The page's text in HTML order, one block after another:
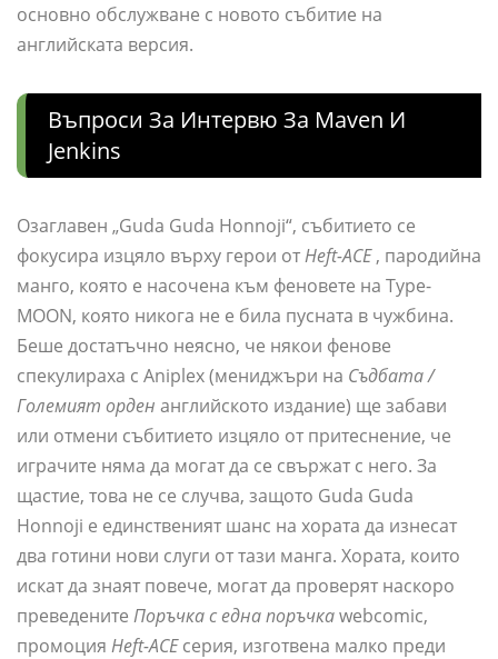
основно обслужване с новото събитие на
английската версия.
Въпроси За Интервю За Maven И
Jenkins
Озаглавен „Guda Guda Honnoji“, събитието се
фокусира изцяло върху герои отHeft-ACE, пародийна
манго, която е насочена към феновете на Type-
MOON, която никога не е била пусната в чужбина.
Беше достатъчно неясно, че някои фенове
спекулираха с Aniplex (мениджъри на Съдбата /
Големият орден английското издание) ще забави
или отмени събитието изцяло от притеснение, че
играчите няма да могат да се свържат с него. За
щастие, това не се случва, защото Guda Guda
Honnoji е единственият шанс на хората да изнесат
два готини нови слуги от тази манга. Хората, които
искат да знаят повече, могат да проверят наскоро
преведените Поръчка с една поръчкаwebcomic,
промоция Heft-ACEсерия, изготвена малко преди